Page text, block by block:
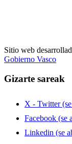
Sitio web
Gobierno Vasco
Gizarte sareak
X - Twitter
Facebook (se
Linkedin (se